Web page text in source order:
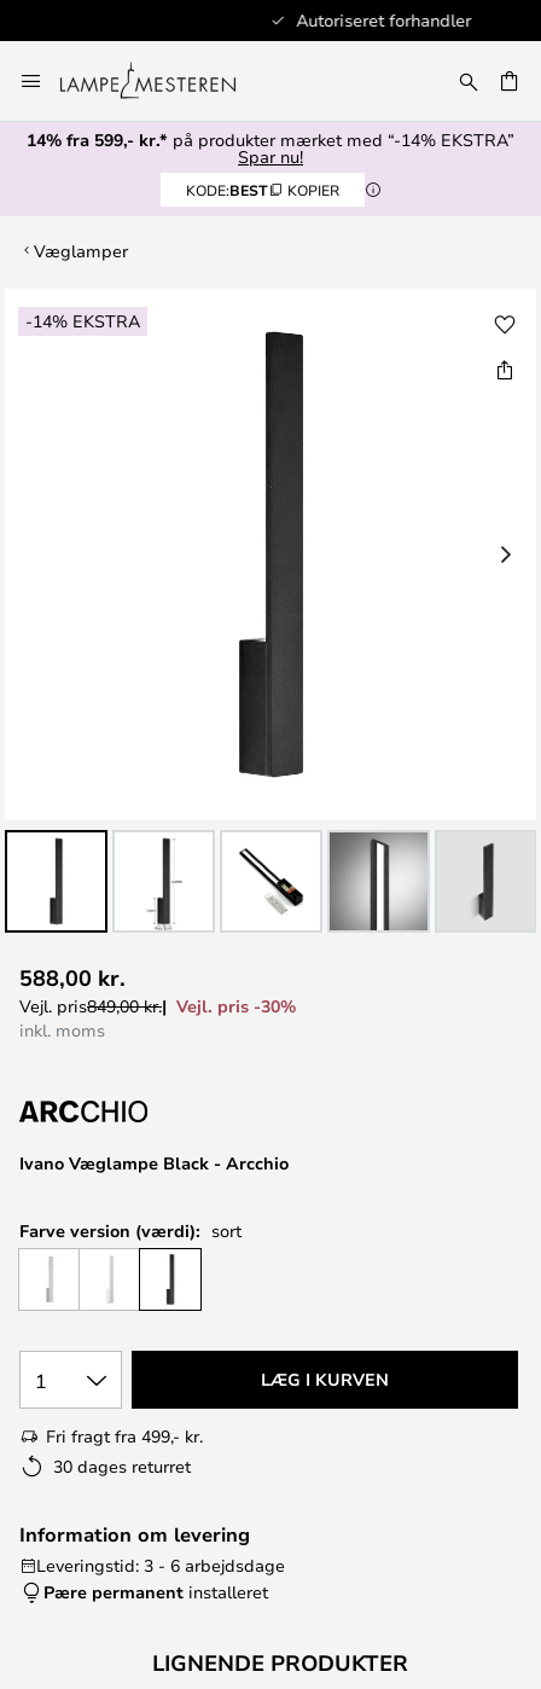
Autoriseret forhandler
to
Content
14% fra 599,- kr.* på produkter mærket med “-14% EKSTRA”
Spar nu!
KODE:BEST KOPIER
Væglamper
-14% EKSTRA
Gå
til
til
starten
Ivano Væglampe Black - Arcchio
588,00 kr.
Vejl. pris849,00 kr.
Vejl. pris -30%
inkl. moms
Farve version (værdi): sort
1 LÆG I KURVEN
Fri fragt fra 499,- kr.
30 dages returret
Information om levering
Leveringstid: 3 - 6 arbejdsdage
Pære permanent installeret
LIGNENDE PRODUKTER